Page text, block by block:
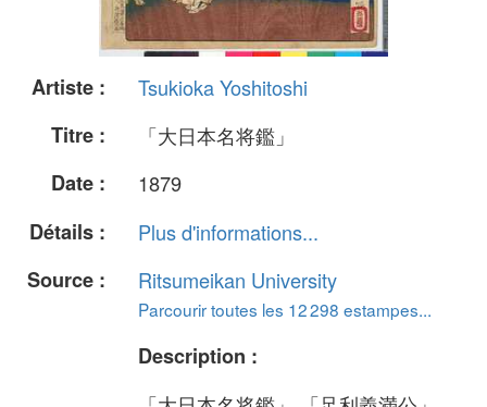
Artiste :
Tsukioka Yoshitoshi
Titre :
「大日本名将鑑」
Date :
1879
Détails :
Plus d'informations...
Source :
Ritsumeikan University
Parcourir toutes les 12 298 estampes...
Description :